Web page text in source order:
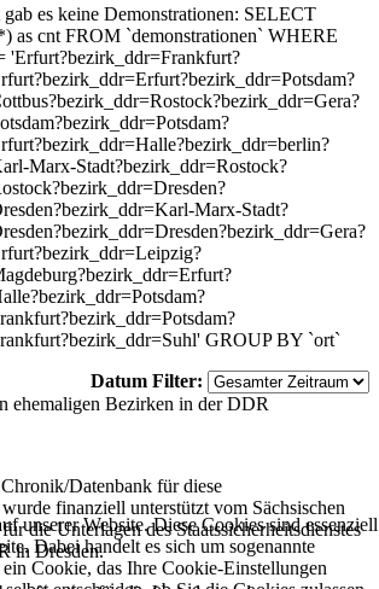
es keine Demonstrationen: SELECT
as cnt FROM `demonstrationen` WHERE
'Erfurt?bezirk_ddr=Frankfurt?
Marx-Stadt?bezirk_ddr=Rostock?
Marx-Stadt?
GROUP BY `ort`
Datum Filter:
Datenbank für diese
finanziell unterstützt vom Sächsischen
die Unterlagen des Staatssicherheitsdienstes
in Dresden.
unserer Website. Diese Cookies sind essenziell
Dabei handelt es sich um sogenannte
Cookie, das Ihre Cookie-Einstellungen